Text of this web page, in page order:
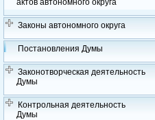
актов автономного округа
Законы автономного округа
Постановления Думы
Законотворческая деятельность
Думы
Контрольная деятельность
Думы